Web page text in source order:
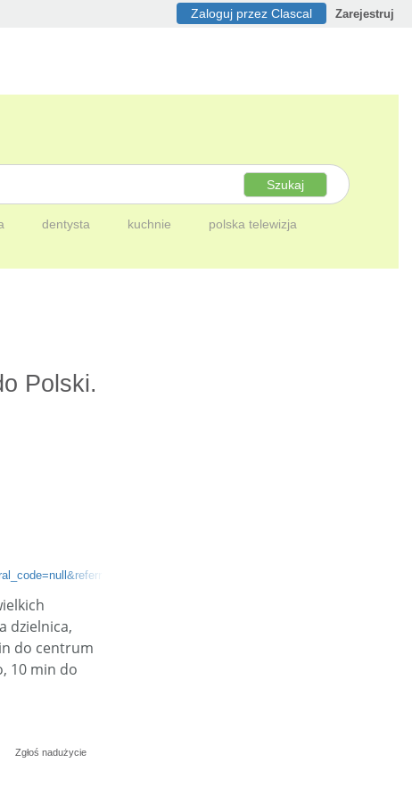
Zaloguj przez Clascal Zarejestruj
Szukaj
dentysta kuchnie polska telewizja
Polski.
dzielnica,
do centrum
10 min do
Zgłoś nadużycie